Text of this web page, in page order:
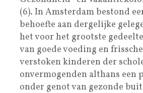
(6). In Amsterdam bestond
behoefte aan dergelijke
het voor het grootste
van goede voeding en
verstoken kinderen der
onvermogenden althans een
onder genot van gezonde